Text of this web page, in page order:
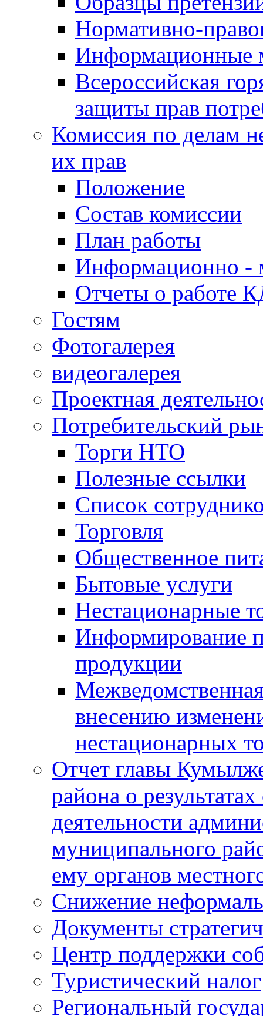
Нормативно-
Информационные
Всероссийская
защиты прав
Комиссия по делам
их прав
Положение
Состав комиссии
План работы
Информационно -
Отчеты о работе
Гостям
Фотогалерея
видеогалерея
Проектная
Потребительский
Торги НТО
Полезные ссылки
Список
Торговля
Общественное
Бытовые услуги
Нестационарные
Информирование
продукции
внесению
нестационарных
Отчет главы
района о
деятельности
муниципального
ему органов
Снижение
Документы
Центр поддержки
Туристический налог
Региональный